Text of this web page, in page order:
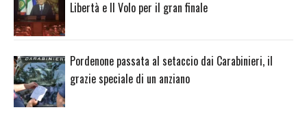
Libertà e Il Volo per il gran finale
Pordenone passata al setaccio dai Carabinieri, il
grazie speciale di un anziano